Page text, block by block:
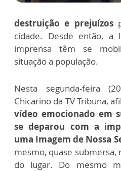
destruição e prejuízos
cidade. Desde então, a
imprensa têm se
situação a população.
Nesta segunda-feira
Chicarino da TV Tribuna,
vídeo emocionado em
se deparou com a
uma Imagem de Nossa
mesmo, quase submersa,
do lugar. Do mesmo